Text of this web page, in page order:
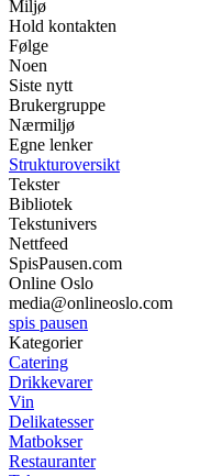
Miljø
Hold kontakten
Følge
Noen
Siste nytt
Brukergruppe
Nærmiljø
Egne lenker
Strukturoversikt
Tekster
Bibliotek
Tekstunivers
Nettfeed
SpisPausen.com
Online Oslo
media@onlineoslo.com
spis pausen
Kategorier
Catering
Drikkevarer
Vin
Delikatesser
Matbokser
Restauranter